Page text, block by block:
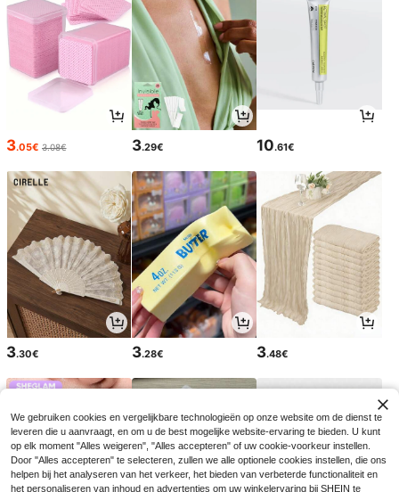
3.05€ 3.08€ 3.29€ 10.61€
3.30€ 3.28€ 3.48€
We gebruiken cookies en vergelijkbare technologieën op onze website om de dienst te
leveren die u aanvraagt, en om u de best mogelijke website-ervaring te bieden. U kunt
op elk moment "Alles weigeren", "Alles accepteren" of uw cookie-voorkeur instellen.
Door "Alles accepteren" te selecteren, zullen we alle optionele cookies instellen, die ons
helpen bij het analyseren van het verkeer, het bieden van verbeterde functionaliteit en
het personaliseren van inhoud en advertenties om uw winkelervaring bij SHEIN te